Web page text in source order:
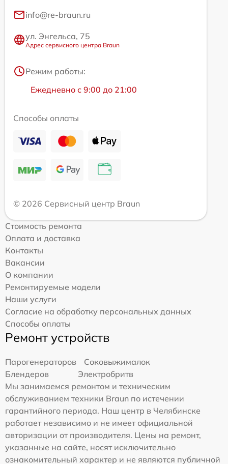
info@re-braun.ru
ул. Энгельса, 75
Адрес сервисного центра Braun
Режим работы:
Ежедневно с 9:00 до 21:00
Способы оплаты
© 2026 Сервисный центр Braun
Стоимость ремонта
Оплата и доставка
Контакты
Вакансии
О компании
Ремонтируемые модели
Наши услуги
Согласие на обработку персональных данных
Способы оплаты
Ремонт устройств
Парогенераторов
Соковыжималок
Блендеров
Электробритв
Мы занимаемся ремонтом и техническим
обслуживанием техники Braun по истечении
гарантийного периода. Наш центр в Челябинске
работает независимо и не имеет официальной
авторизации от производителя. Цены на ремонт,
указанные на сайте, носят исключительно
ознакомительный характер и не являются публичной